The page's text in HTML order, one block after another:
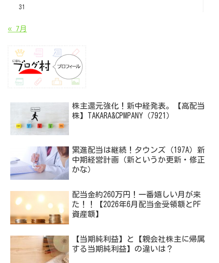
31
« 7月
株主還元強化！新中経発表。【高配当
株】TAKARA&CPMPANY（7921）
累進配当は継続！タウンズ（197A）新
中期経営計画（新というか更新・修正
かな）
配当金約260万円！一番嬉しい月が来
た！！【2026年6月配当金受領額とPF
資産額】
【当期純利益】と【親会社株主に帰属
する当期純利益】の違いは？